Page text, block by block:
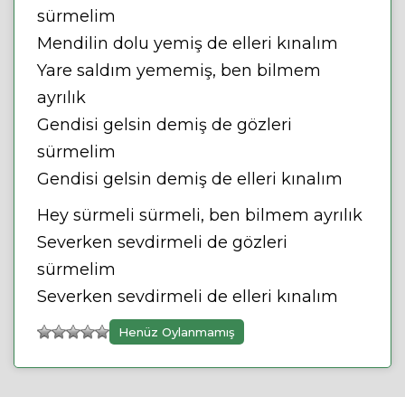
sürmelim
Mendilin dolu yemiş de elleri kınalım
Yare saldım yememiş, ben bilmem
ayrılık
Gendisi gelsin demiş de gözleri
sürmelim
Gendisi gelsin demiş de elleri kınalım
Hey sürmeli sürmeli, ben bilmem ayrılık
Severken sevdirmeli de gözleri
sürmelim
Severken sevdirmeli de elleri kınalım
Henüz Oylanmamış